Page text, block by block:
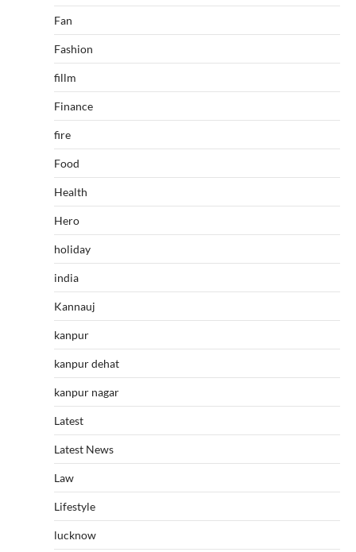
Fan
Fashion
fillm
Finance
fire
Food
Health
Hero
holiday
india
Kannauj
kanpur
kanpur dehat
kanpur nagar
Latest
Latest News
Law
Lifestyle
lucknow